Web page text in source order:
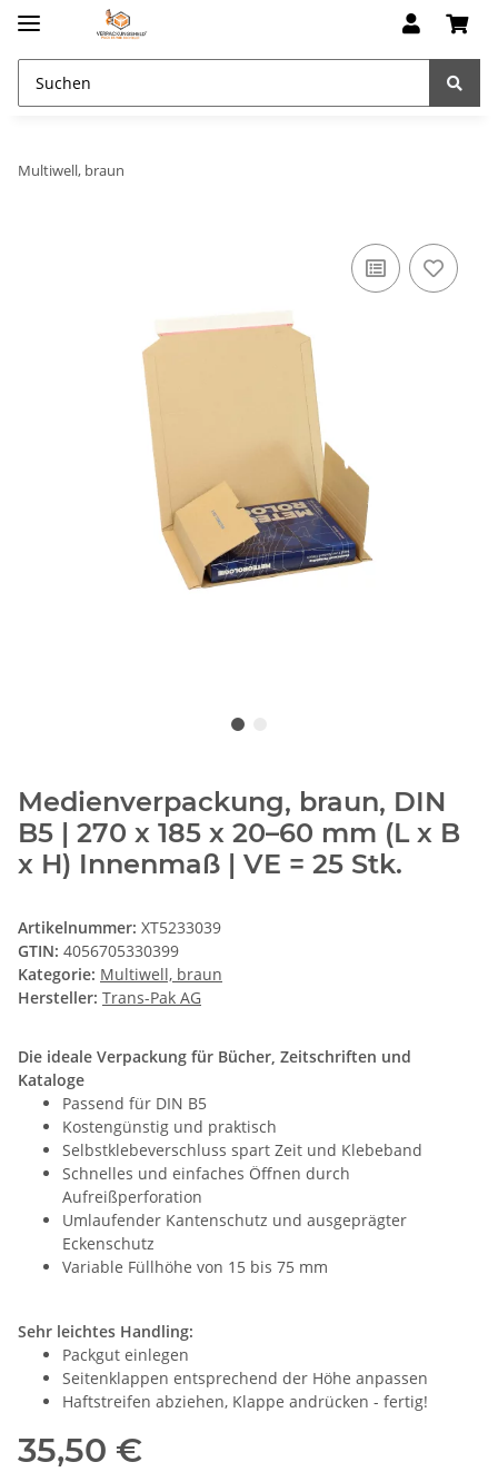
Multiwell, braun
Medienverpackung, braun, DIN
B5 | 270 x 185 x 20–60 mm (L x B
x H) Innenmaß | VE = 25 Stk.
Artikelnummer: XT5233039
GTIN: 4056705330399
Kategorie: Multiwell, braun
Hersteller: Trans-Pak AG
Die ideale Verpackung für Bücher, Zeitschriften und
Kataloge
Passend für DIN B5
Kostengünstig und praktisch
Selbstklebeverschluss spart Zeit und Klebeband
Schnelles und einfaches Öffnen durch
Aufreißperforation
Umlaufender Kantenschutz und ausgeprägter
Eckenschutz
Variable Füllhöhe von 15 bis 75 mm
Sehr leichtes Handling:
Packgut einlegen
Seitenklappen entsprechend der Höhe anpassen
Haftstreifen abziehen, Klappe andrücken - fertig!
35,50 €